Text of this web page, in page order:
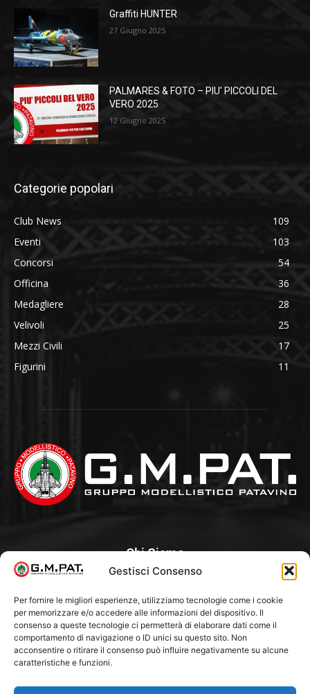
Gestisci Consenso
Per fornire le migliori esperienze, utilizziamo tecnologie come i cookie
per memorizzare e/o accedere alle informazioni del dispositivo. Il
consenso a queste tecnologie ci permetterà di elaborare dati come il
comportamento di navigazione o ID unici su questo sito. Non
acconsentire o ritirare il consenso può influire negativamente su alcune
caratteristiche e funzioni.
Graffiti HUNTER
27 Giugno 2025
PALMARES & FOTO – PIU’ PICCOLI DEL
VERO 2025
12 Giugno 2025
Categorie popolari
Club News
109
Eventi
103
Concorsi
54
Officina
36
Medagliere
28
Velivoli
25
Mezzi Civili
17
Figurini
11
Chi Siamo
l’intento di creare a Padova un punto di aggregazione e di
riferimento per l’hobby del modellismo statico. Tra i Soci
“fondatori” ci sono Franco Callegari e Gianni Besenzon.
Seguici Su